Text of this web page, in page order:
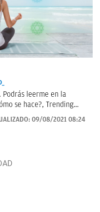
Podrás leerme en la
se hace?, Trending
de Navidad.
09/08/2021 08:24